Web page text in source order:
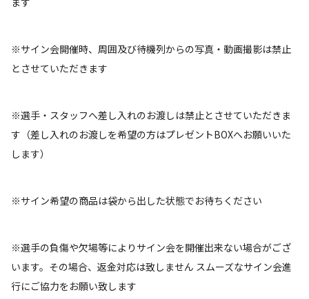
※サイン会開催時、周囲及び待機列からの写真・動画撮影は禁止
とさせていただきます
※選手・スタッフへ差し入れのお渡しは禁止とさせていただきま
す（差し入れのお渡しを希望の方はプレゼントBOXへお願いいた
します）
※サイン希望の商品は袋から出した状態でお待ちください
※選手の負傷や欠場等によりサイン会を開催出来ない場合がござ
います。その場合、返金対応は致しません スムーズなサイン会進
行にご協力をお願い致します